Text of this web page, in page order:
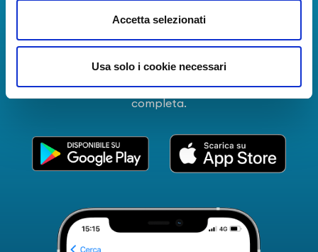
Accetta selezionati
Usa solo i cookie necessari
La Guida dei Servizi dell'Aeroporto Internazionale di
Informazioni in tempo reale sui voli, tutti i servizi e i
numeri utili per rendere la tua esperienza
all'Aeroporto di Napoli ancora più coinvolgente e
completa.